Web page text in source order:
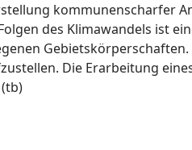
kommunenscharfer
des Klimawandels ist
Die Erarbeitung